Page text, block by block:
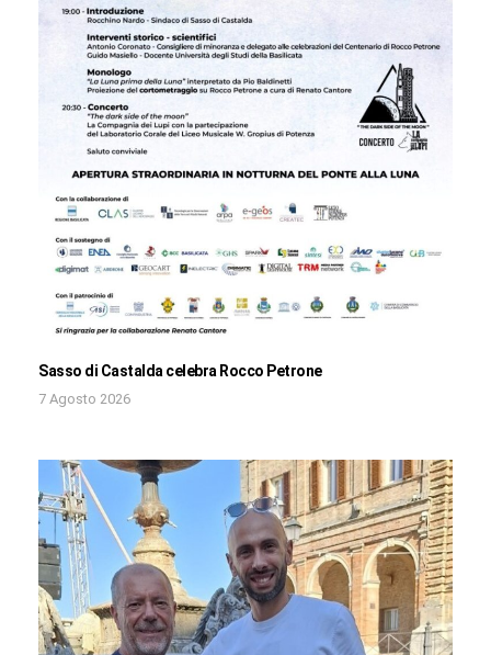
Sasso di Castalda celebra Rocco Petrone
7 Agosto 2026